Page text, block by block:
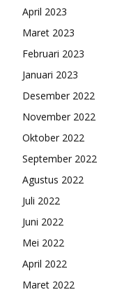
April 2023
Maret 2023
Februari 2023
Januari 2023
Desember 2022
November 2022
Oktober 2022
September 2022
Agustus 2022
Juli 2022
Juni 2022
Mei 2022
April 2022
Maret 2022